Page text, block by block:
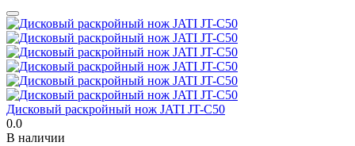
Дисковый раскройный нож JATI JT-C50
0.0
В наличии